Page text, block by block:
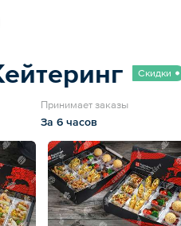
Скидки
Принимает заказы
За 6 часов